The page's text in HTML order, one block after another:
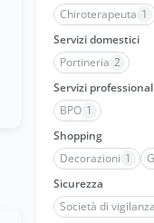
Chiroterapeuta 1
Servizi domestici
Portineria 2
Servizi
BPO 1
Shopping
Decorazioni 1
Sicurezza
Società di vigilanza